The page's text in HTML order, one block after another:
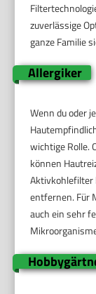
zuverlässige
ganze Familie
Allergiker
Wenn du oder
wichtige Rolle.
können
Aktivkohlefilter
entfernen. Für
auch ein sehr